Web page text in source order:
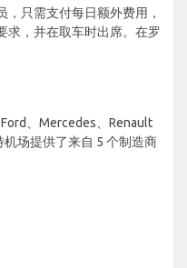
只需支付每日额外费用，
求，并在取车时出席。在罗
、Mercedes、Renault
场提供了来自 5 个制造商